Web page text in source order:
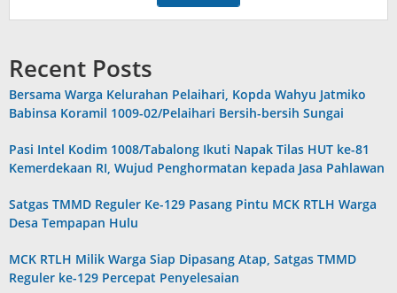
Recent Posts
Bersama Warga Kelurahan Pelaihari, Kopda Wahyu Jatmiko
Babinsa Koramil 1009-02/Pelaihari Bersih-bersih Sungai
Pasi Intel Kodim 1008/Tabalong Ikuti Napak Tilas HUT ke-81
Kemerdekaan RI, Wujud Penghormatan kepada Jasa Pahlawan
Satgas TMMD Reguler Ke-129 Pasang Pintu MCK RTLH Warga
Desa Tempapan Hulu
MCK RTLH Milik Warga Siap Dipasang Atap, Satgas TMMD
Reguler ke-129 Percepat Penyelesaian